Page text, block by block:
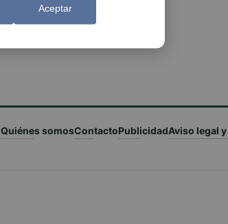
Quiénes somosContactoPublicidadAviso legal
Aceptar